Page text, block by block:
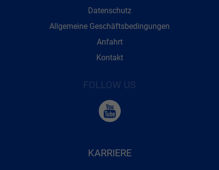
Datenschutz
Allgemeine Geschäftsbedingungen
Anfahrt
Kontakt
FOLLOW US
KARRIERE